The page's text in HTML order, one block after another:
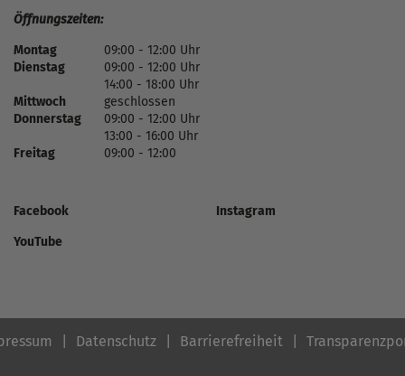
Öffnungszeiten:
Montag
09:00 - 12:00 Uhr
Dienstag
09:00 - 12:00 Uhr
14:00 - 18:00 Uhr
Mittwoch
geschlossen
Donnerstag
09:00 - 12:00 Uhr
13:00 - 16:00 Uhr
Freitag
09:00 - 12:00
Facebook
Instagram
YouTube
Datenschutz Barrierefreiheit